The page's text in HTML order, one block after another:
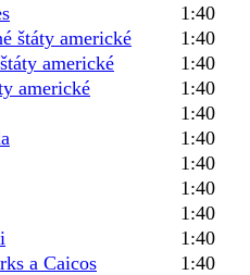
1:40
štáty americké
1:40
americké
1:40
americké
1:40
1:40
1:40
1:40
1:40
1:40
1:40
a Caicos
1:40